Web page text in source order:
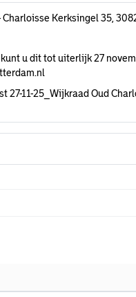
Charloisse Kerksingel 35,
u dit tot uiterlijk 27
27-11-25_Wijkraad Oud